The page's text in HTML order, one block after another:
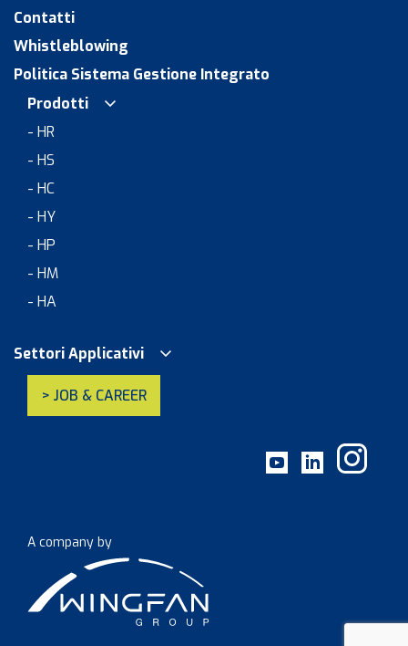
Contatti
Whistleblowing
Politica Sistema Gestione Integrato
Prodotti
- HR
- HS
- HC
- HY
- HP
- HM
- HA
Settori Applicativi
> JOB & CAREER
A company by